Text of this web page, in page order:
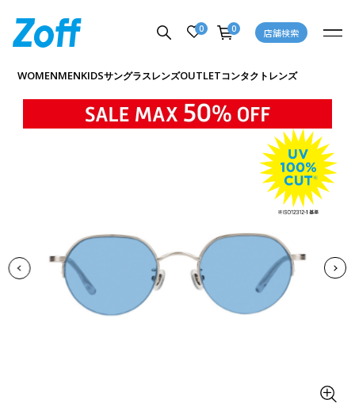
0 0 店舗検索
WOMENMENKIDSサングラスレンズOUTLETコンタクトレンズ
商品詳細ページへ